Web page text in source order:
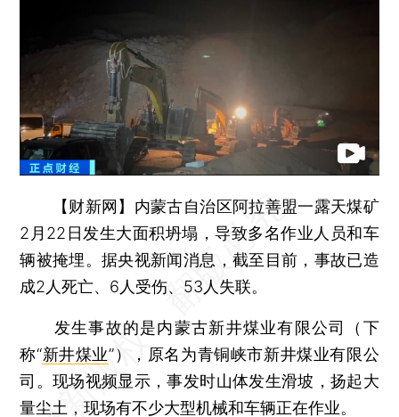
【财新网】 内蒙古自治区阿拉善盟一露天煤矿
2月22日发生大面积坍塌，导致多名作业人员和车
辆被掩埋。据央视新闻消息，截至目前，事故已造
成2人死亡、6人受伤、53人失联。
发生事故的是内蒙古新井煤业有限公司（下
称“新井煤业”），原名为青铜峡市新井煤业有限公
司。现场视频显示，事发时山体发生滑坡，扬起大
量尘土，现场有不少大型机械和车辆正在作业。